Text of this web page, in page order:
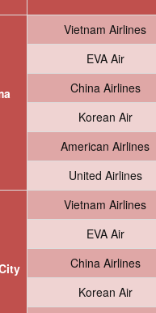
Vietnam Airlines
EVA Air
China Airlines
Korean Air
American Airlines
United Airlines
Vietnam Airlines
EVA Air
China Airlines
Korean Air